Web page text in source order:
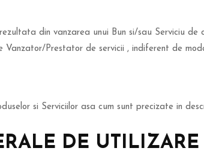
din vanzarea unui Bun si/sau Serviciu
Prestator de servicii , indiferent de
si Serviciilor asa cum sunt precizate in
DE